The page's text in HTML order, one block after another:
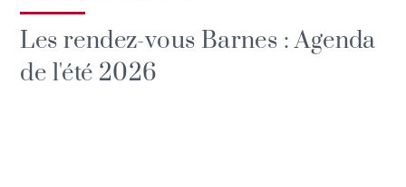
Les rendez-vous Barnes : Agenda
de l'été 2026